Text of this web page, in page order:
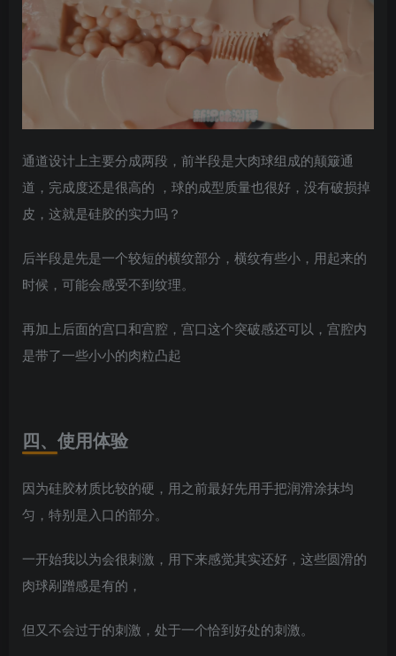
通道设计上主要分成两段，前半段是大肉球组成的颠簸通
道，完成度还是很高的 ，球的成型质量也很好，没有破损掉
皮，这就是硅胶的实力吗？
后半段是先是一个较短的横纹部分，横纹有些小，用起来的
时候，可能会感受不到纹理。
再加上后面的宫口和宫腔，宫口这个突破感还可以，宫腔内
是带了一些小小的肉粒凸起
四、使用体验
因为硅胶材质比较的硬，用之前最好先用手把润滑涂抹均
匀，特别是入口的部分。
一开始我以为会很刺激，用下来感觉其实还好，这些圆滑的
肉球剐蹭感是有的，
但又不会过于的刺激，处于一个恰到好处的刺激。